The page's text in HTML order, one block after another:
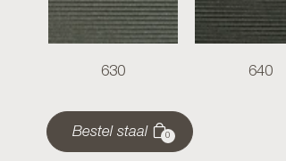
630 640
Bestel staal 0